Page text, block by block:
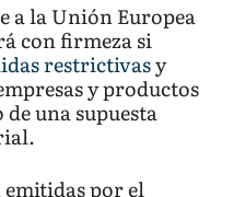
a la Unión Europea
con firmeza si
restrictivasy
y productos
una supuesta
por el